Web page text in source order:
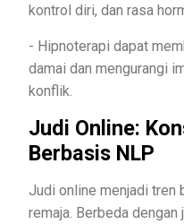
kontrol diri, dan rasa
- Hipnoterapi dapat
damai dan mengurangi
konflik.
Judi Online:
Berbasis NLP
Judi online menjadi tren
remaja. Berbeda